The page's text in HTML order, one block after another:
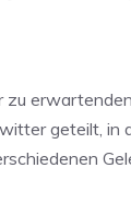
zu
geteilt, in